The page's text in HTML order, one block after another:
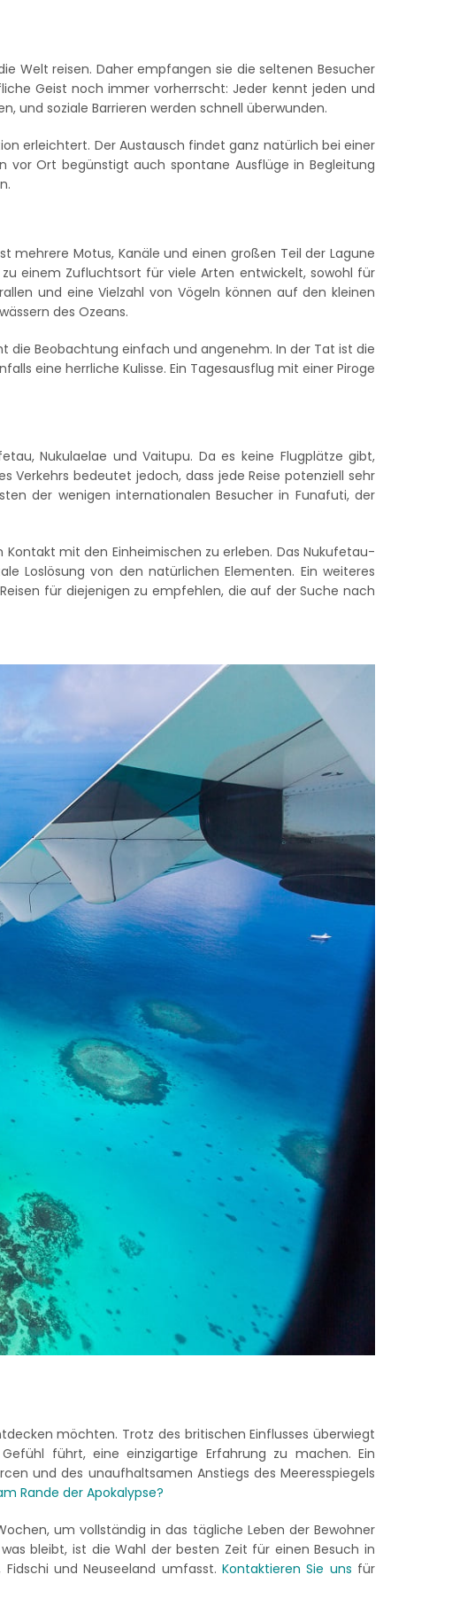
Welt reisen. Daher empfangen sie die seltenen Besucher
Geist noch immer vorherrscht: Jeder kennt jeden und
und soziale Barrieren werden schnell überwunden.
erleichtert. Der Austausch findet ganz natürlich bei einer
vor Ort begünstigt auch spontane Ausflüge in Begleitung
Motus, Kanäle und einen großen Teil der Lagune
einem Zufluchtsort für viele Arten entwickelt, sowohl für
und eine Vielzahl von Vögeln können auf den kleinen
des Ozeans.
die Beobachtung einfach und angenehm. In der Tat ist die
eine herrliche Kulisse. Ein Tagesausflug mit einer Piroge
Nukulaelae und Vaitupu. Da es keine Flugplätze gibt,
Verkehrs bedeutet jedoch, dass jede Reise potenziell sehr
der wenigen internationalen Besucher in Funafuti, der
mit den Einheimischen zu erleben. Das Nukufetau-
Loslösung von den natürlichen Elementen. Ein weiteres
für diejenigen zu empfehlen, die auf der Suche nach
möchten. Trotz des britischen Einflusses überwiegt
führt, eine einzigartige Erfahrung zu machen. Ein
und des unaufhaltsamen Anstiegs des Meeresspiegels
Rande der Apokalypse?
um vollständig in das tägliche Leben der Bewohner
bleibt, ist die Wahl der besten Zeit für einen Besuch in
Fidschi und Neuseeland umfasst.Kontaktieren Sie uns für